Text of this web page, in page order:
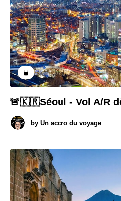
🚨🇰🇷Séoul - Vol A/R
by Un accro du voyage